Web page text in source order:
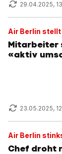
29.04.2025,
Air Berlin
Mitarbeiter
«aktiv
23.05.2025,
Air Berlin
Chef droht